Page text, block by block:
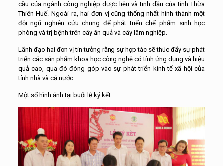
cầu của ngành công nghiệp dược liệu và tinh dầu của tỉnh Thừa
Thiên Huế. Ngoài ra, hai đơn vị cũng thống nhất hình thành một
đội ngũ nghiên cứu chung để phát triển chế phẩm sinh học
phòng và trị bệnh trên cây ăn quả và cây lâm nghiệp.
Lãnh đạo hai đơn vị tin tưởng rằng sự hợp tác sẽ thúc đẩy sự phát
triển các sản phẩm khoa học công nghệ có tính ứng dụng và hiệu
quả cao, qua đó đóng góp vào sự phát triển kinh tế xã hội của
tỉnh nhà và cả nước.
Một số hình ảnh tại buổi lễ ký kết: